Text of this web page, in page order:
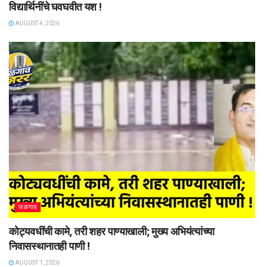
विद्यार्थिनींचे घवघवीत यश !
AUGUST 4, 2026
जळगाव
कोट्यवधींची कामे, तरी शहर पाण्याखाली; मुख्य अभियंत्यांच्या
निवासस्थानातही पाणी !
AUGUST 1, 2026